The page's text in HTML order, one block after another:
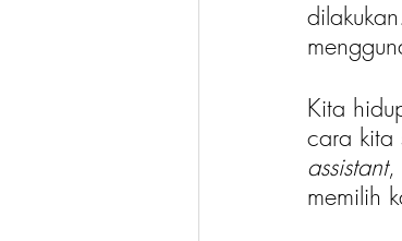
Kita
cara kita
assistant,
memilih